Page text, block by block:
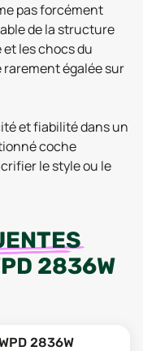
pas forcément
de la structure
les chocs du
égalée sur
et fiabilité dans un
coche
le style ou le
2836W
2836W